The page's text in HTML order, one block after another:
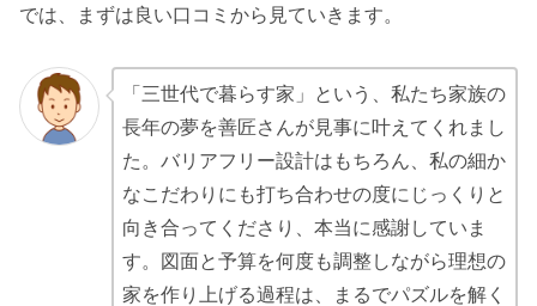
では、まずは良い口コミから見ていきます。
「三世代で暮らす家」という、私たち家族の
長年の夢を善匠さんが見事に叶えてくれまし
た。バリアフリー設計はもちろん、私の細か
なこだわりにも打ち合わせの度にじっくりと
向き合ってくださり、本当に感謝していま
す。図面と予算を何度も調整しながら理想の
家を作り上げる過程は、まるでパズルを解く